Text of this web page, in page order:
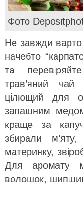
Фото
Не завжди
начебто
та
трав’яний
цілющий для
запашним
краще за
збирали
материнку,
Для аромату
волошок,